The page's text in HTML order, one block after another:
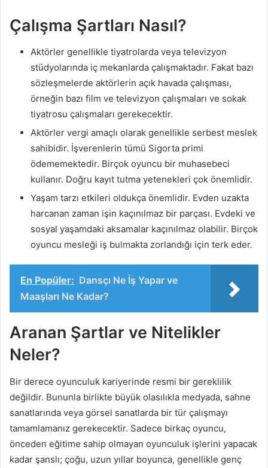
Çalışma Şartları Nasıl?
Aktörler genellikle tiyatrolarda veya televizyon
stüdyolarında iç mekanlarda çalışmaktadır. Fakat bazı
sözleşmelerde aktörlerin açık havada çalışması,
örneğin bazı film ve televizyon çalışmaları ve sokak
tiyatrosu çalışmaları gerekecektir.
Aktörler vergi amaçlı olarak genellikle serbest meslek
sahibidir. İşverenlerin tümü Sigorta primi
ödememektedir. Birçok oyuncu bir muhasebeci
kullanır. Doğru kayıt tutma yetenekleri çok önemlidir.
Yaşam tarzı etkileri oldukça önemlidir. Evden uzakta
harcanan zaman işin kaçınılmaz bir parçası. Evdeki ve
sosyal yaşamdaki aksamalar kaçınılmaz olabilir. Birçok
oyuncu mesleği iş bulmakta zorlandığı için terk eder.
En Popüler: Dansçı Ne İş Yapar ve
Maaşları Ne Kadar?
Aranan Şartlar ve Nitelikler
Neler?
Bir derece oyunculuk kariyerinde resmi bir gereklilik
değildir. Bununla birlikte büyük olasılıkla medyada, sahne
sanatlarında veya görsel sanatlarda bir tür çalışmayı
tamamlamanız gerekecektir. Sadece birkaç oyuncu,
önceden eğitime sahip olmayan oyunculuk işlerini yapacak
kadar şanslı; çoğu, uzun yıllar boyunca, genellikle genç